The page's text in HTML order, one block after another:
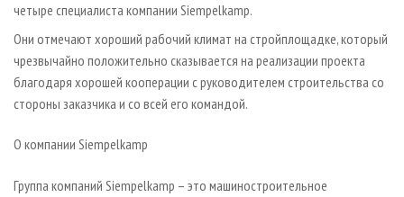
четыре специалиста компании Siempelkamp.
Они отмечают хороший рабочий климат на стройплощадке, который
чрезвычайно положительно сказывается на реализации проекта
благодаря хорошей кооперации с руководителем строительства со
стороны заказчика и со всей его командой.
О компании Siempelkamp
Группа компаний Siempelkamp – это машиностроительное